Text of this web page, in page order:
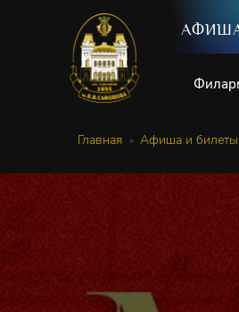
Главная Афиша и билеты